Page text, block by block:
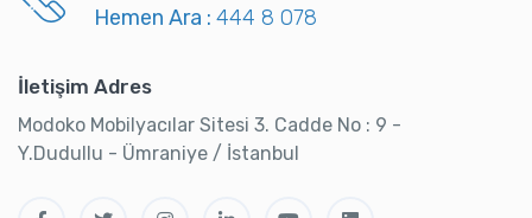
Hemen Ara : 444 8 078
İletişim Adres
Modoko Mobilyacılar Sitesi 3. Cadde No : 9 -
Y.Dudullu - Ümraniye / İstanbul